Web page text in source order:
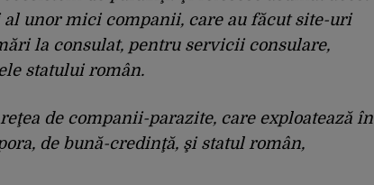
unor mici companii, care au făcut site-uri
la consulat, pentru servicii consulare,
statului român.
de companii-parazite, care exploatează în
de bună-credinţă, şi statul român,